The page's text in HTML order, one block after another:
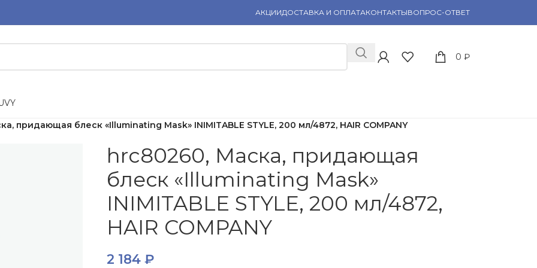
АКЦИИДОСТАВКА И ОПЛАТАКОНТАКТЫВОПРОС-ОТВЕТ
0 ₽
VY
придающая блеск «Illuminating Mask» INIMITABLE STYLE, 200 мл/4872, HAIR COMPANY
hrc80260, Маска, придающая
блеск «Illuminating Mask»
INIMITABLE STYLE, 200 мл/4872,
HAIR COMPANY
2 184 ₽